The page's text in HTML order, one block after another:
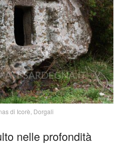
di Icorè, Dorgali
nelle profondità